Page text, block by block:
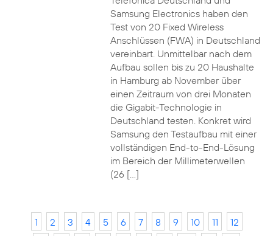
Samsung Electronics haben den
Test von 20 Fixed Wireless
Anschlüssen (FWA) in Deutschland
vereinbart. Unmittelbar nach dem
Aufbau sollen bis zu 20 Haushalte
in Hamburg ab November über
einen Zeitraum von drei Monaten
die Gigabit-Technologie in
Deutschland testen. Konkret wird
Samsung den Testaufbau mit einer
vollständigen End-to-End-Lösung
im Bereich der Millimeterwellen
(26 […]
1 2 3 4 5 6 7 8 9 10 11
12